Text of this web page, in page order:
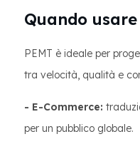
Quando usare
PEMT è ideale per
tra velocità, qualità e
- E-Commerce:
per un pubblico globale.